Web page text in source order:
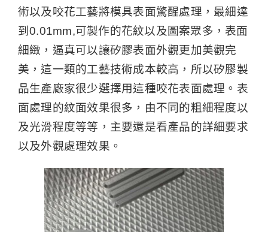
術以及咬花工藝將模具表面驚醒處理，最細達
到0.01mm,可製作的花紋以及圖案眾多，表面
細緻，逼真可以讓矽膠表面外觀更加美觀完
美，這一類的工藝技術成本較高，所以矽膠製
品生產廠家很少選擇用這種咬花表面處理。表
面處理的紋面效果很多，由不同的粗細程度以
及光滑程度等等，主要還是看產品的詳細要求
以及外觀處理效果。